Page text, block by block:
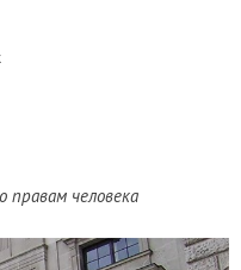
правам человека